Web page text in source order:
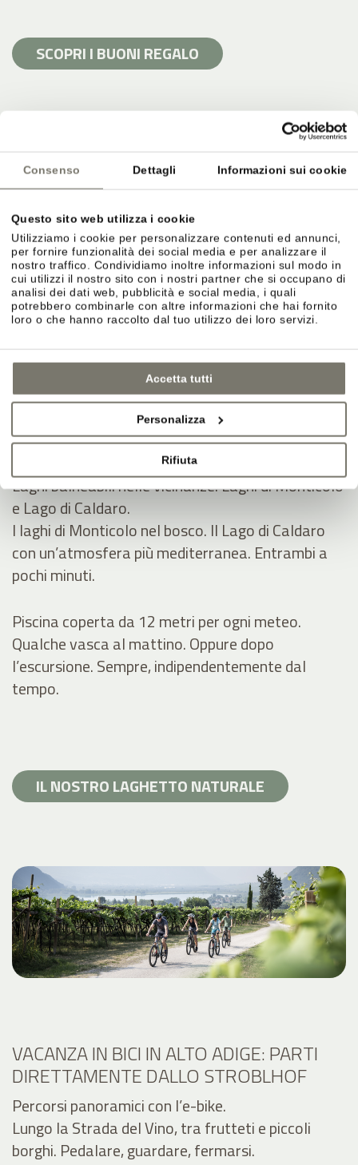
Consenso Dettagli Informazioni sui cookie
Questo sito web utilizza i cookie
Utilizziamo i cookie per personalizzare contenuti ed annunci,
per fornire funzionalità dei social media e per analizzare il
nostro traffico. Condividiamo inoltre informazioni sul modo in
cui utilizzi il nostro sito con i nostri partner che si occupano di
analisi dei dati web, pubblicità e social media, i quali
potrebbero combinarle con altre informazioni che hai fornito
loro o che hanno raccolto dal tuo utilizzo dei loro servizi.
Accetta tutti
Personalizza
Rifiuta
SCOPRI I BUONI REGALO
VACANZA BALNEARE E PISCINE ALLO
STROBLHOF
Laghetto balneabile e bel prato per prendere il
sole in estate.
Laghetto naturale, prato, quiete. Spazio per
leggere, sonnecchiare, rinfrescarsi.
Laghi balneabili nelle vicinanze: Laghi di Monticolo
e Lago di Caldaro.
I laghi di Monticolo nel bosco. Il Lago di Caldaro
con un’atmosfera più mediterranea. Entrambi a
pochi minuti.
Piscina coperta da 12 metri per ogni meteo.
Qualche vasca al mattino. Oppure dopo
l’escursione. Sempre, indipendentemente dal
tempo.
IL NOSTRO LAGHETTO NATURALE
VACANZA IN BICI IN ALTO ADIGE: PARTI
DIRETTAMENTE DALLO STROBLHOF
Percorsi panoramici con l’e-bike.
Lungo la Strada del Vino, tra frutteti e piccoli
borghi. Pedalare, guardare, fermarsi.